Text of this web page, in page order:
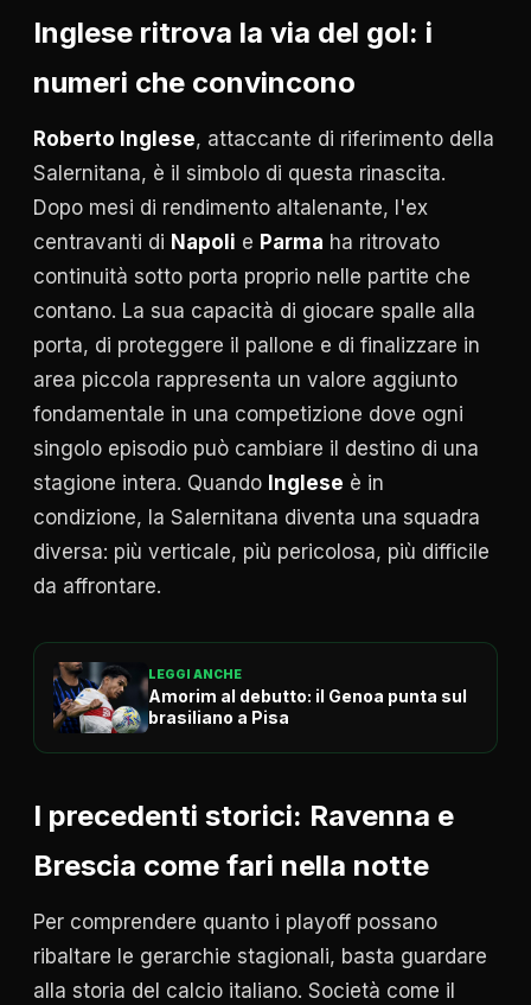
Inglese ritrova la via del gol: i
numeri che convincono
Roberto Inglese, attaccante di riferimento della
Salernitana, è il simbolo di questa rinascita.
Dopo mesi di rendimento altalenante, l'ex
centravanti di Napoli e Parma ha ritrovato
continuità sotto porta proprio nelle partite che
contano. La sua capacità di giocare spalle alla
porta, di proteggere il pallone e di finalizzare in
area piccola rappresenta un valore aggiunto
fondamentale in una competizione dove ogni
singolo episodio può cambiare il destino di una
stagione intera. Quando Inglese è in
condizione, la Salernitana diventa una squadra
diversa: più verticale, più pericolosa, più difficile
da affrontare.
LEGGI ANCHE
Amorim al debutto: il Genoa punta sul
brasiliano a Pisa
I precedenti storici: Ravenna e
Brescia come fari nella notte
Per comprendere quanto i playoff possano
ribaltare le gerarchie stagionali, basta guardare
alla storia del calcio italiano. Società come il